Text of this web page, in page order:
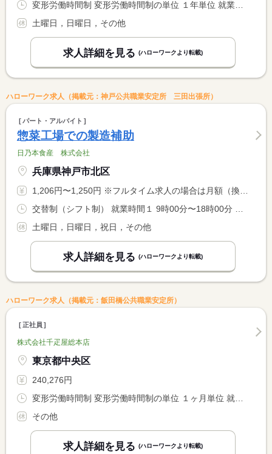
変形労働時間制 変形労働時間制の単位 １年単位 就業時間１ 8時30分〜17時30分
土曜日，日曜日，その他
求人詳細を見る (ハローワークより転載)
ハローワーク求人（掲載元：神戸公共職業安定所 三田出張所）
パート・アルバイト
惣菜工場での製造補助
日乃本食産 株式会社
兵庫県神戸市北区
1,206円〜1,250円 ※フルタイム求人の場合は月額（換算額）、パート求人の場合は時間額を表示しています。
交替制（シフト制） 就業時間１ 9時00分〜18時00分 又は 9時00分〜18時00分の時間の間の5時間程度 就業時間に関する特記事項 休憩は法定通り <BR> 就業時間は１３時からでも可能です。 <BR> 出退勤時間の相談可能。
土曜日，日曜日，祝日，その他
求人詳細を見る (ハローワークより転載)
ハローワーク求人（掲載元：飯田橋公共職業安定所）
正社員
株式会社千疋屋総本店
東京都中央区
240,276円
変形労働時間制 変形労働時間制の単位 １ヶ月単位 就業時間１ 8時00分〜17時00分 就業時間２ 9時00分〜18時00分 就業時間３ 11時00分〜20時00分
その他
求人詳細を見る (ハローワークより転載)